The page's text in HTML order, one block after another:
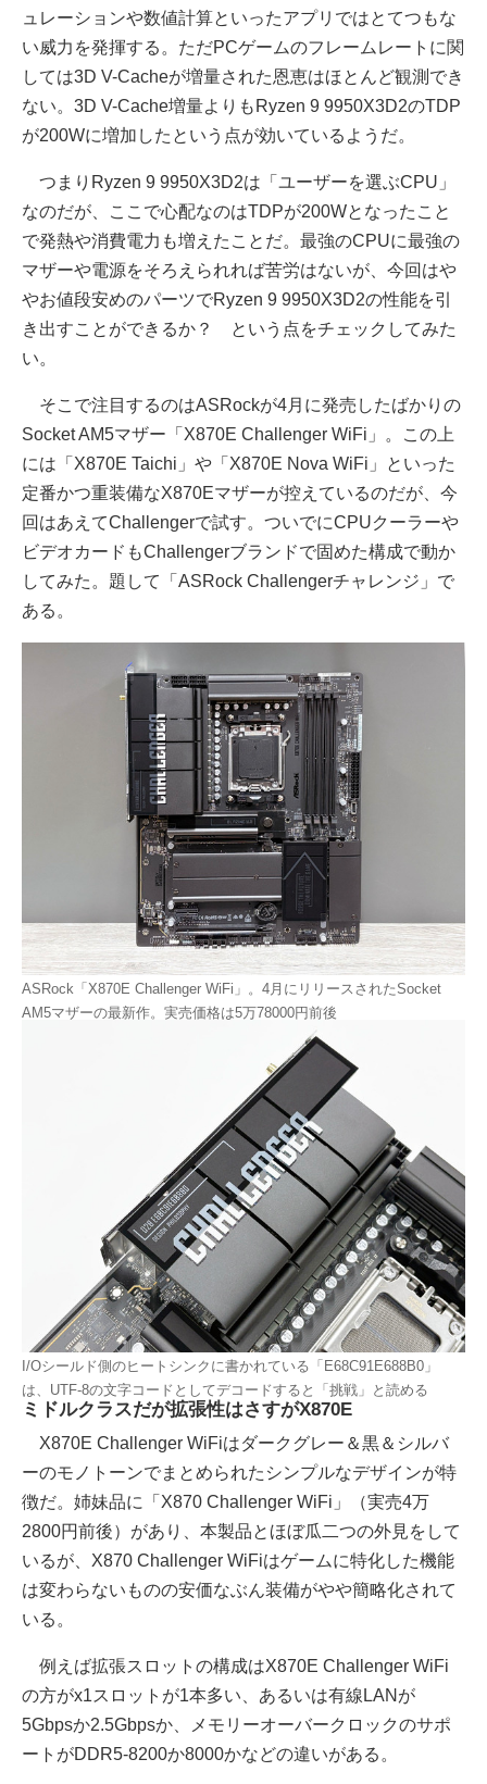
ュレーションや数値計算といったアプリではとてつもな
い威力を発揮する。ただPCゲームのフレームレートに関
しては3D V-Cacheが増量された恩恵はほとんど観測でき
ない。3D V-Cache増量よりもRyzen 9 9950X3D2のTDP
が200Wに増加したという点が効いているようだ。
つまりRyzen 9 9950X3D2は「ユーザーを選ぶCPU」
なのだが、ここで心配なのはTDPが200Wとなったこと
で発熱や消費電力も増えたことだ。最強のCPUに最強の
マザーや電源をそろえられれば苦労はないが、今回はや
やお値段安めのパーツでRyzen 9 9950X3D2の性能を引
き出すことができるか？ という点をチェックしてみた
い。
そこで注目するのはASRockが4月に発売したばかりの
Socket AM5マザー「X870E Challenger WiFi」。この上
には「X870E Taichi」や「X870E Nova WiFi」といった
定番かつ重装備なX870Eマザーが控えているのだが、今
回はあえてChallengerで試す。ついでにCPUクーラーや
ビデオカードもChallengerブランドで固めた構成で動か
してみた。題して「ASRock Challengerチャレンジ」で
ある。
ASRock「X870E Challenger WiFi」。4月にリリースされたSocket
AM5マザーの最新作。実売価格は5万78000円前後
I/Oシールド側のヒートシンクに書かれている「E68C91E688B0」
は、UTF-8の文字コードとしてデコードすると「挑戦」と読める
ミドルクラスだが拡張性はさすがX870E
X870E Challenger WiFiはダークグレー＆黒＆シルバ
ーのモノトーンでまとめられたシンプルなデザインが特
徴だ。姉妹品に「X870 Challenger WiFi」（実売4万
2800円前後）があり、本製品とほぼ瓜二つの外見をして
いるが、X870 Challenger WiFiはゲームに特化した機能
は変わらないものの安価なぶん装備がやや簡略化されて
いる。
例えば拡張スロットの構成はX870E Challenger WiFi
の方がx1スロットが1本多い、あるいは有線LANが
5Gbpsか2.5Gbpsか、メモリーオーバークロックのサポ
ートがDDR5-8200か8000かなどの違いがある。